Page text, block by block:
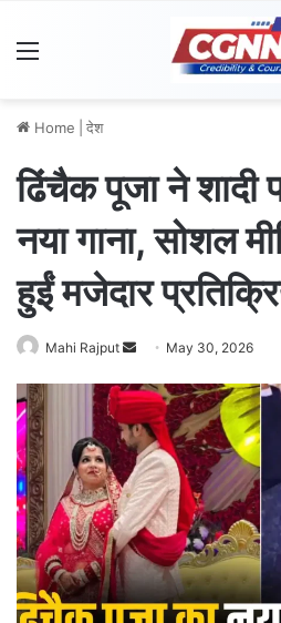
Home देश
ढिंचैक पूजा ने शादी
नया गाना, सोशल
हुईं मजेदार
Mahi Rajput
n
d
a
n
e
m
a
i
l
May 30, 2026